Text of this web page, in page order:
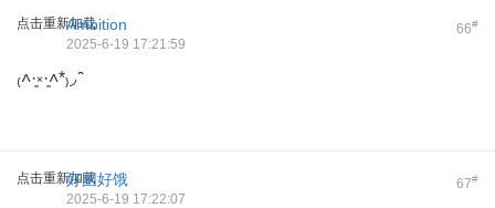
点击重新加载 66#
Ambition
2025-6-19 17:21:59
₍˄·͈༝·͈˄*₎◞ ̑̑
点击重新加载 67#
好困好饿
2025-6-19 17:22:07